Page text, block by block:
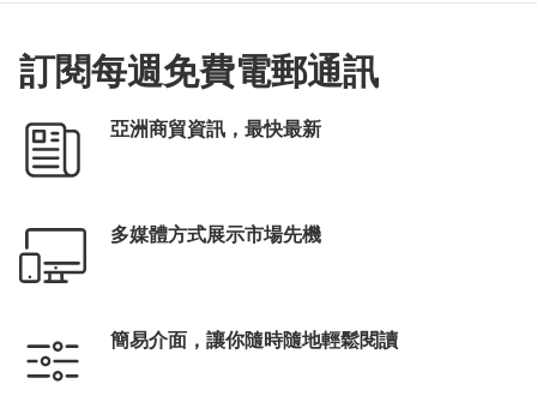
訂閱每週免費電郵通訊
亞洲商貿資訊，最快最新
多媒體方式展示市場先機
簡易介面，讓你隨時隨地輕鬆閱讀